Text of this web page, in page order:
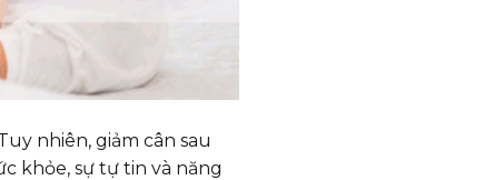
nhiên, giảm cân sau
khỏe, sự tự tin và năng